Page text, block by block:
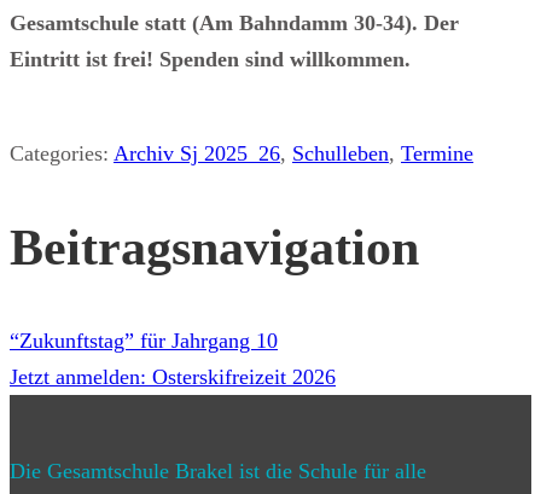
Gesamtschule statt (Am Bahndamm 30-34). Der
Eintritt ist frei! Spenden sind willkommen.
Categories: Archiv Sj 2025_26, Schulleben, Termine
Beitragsnavigation
“Zukunftstag” für Jahrgang 10
Jetzt anmelden: Osterskifreizeit 2026
Die Gesamtschule Brakel ist die Schule für alle